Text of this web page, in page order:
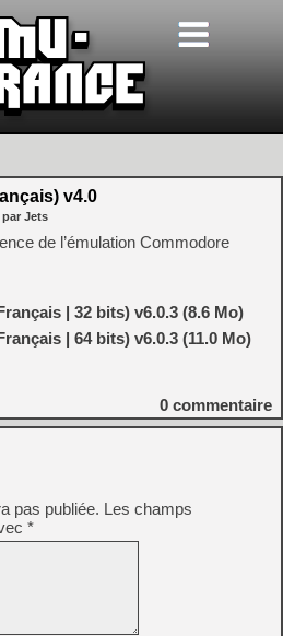
v4.0
par Jets
de l’émulation Commodore
| 32 bits) v6.0.3 (8.6 Mo)
| 64 bits) v6.0.3 (11.0 Mo)
0 commentaire
pas publiée. Les champs
*